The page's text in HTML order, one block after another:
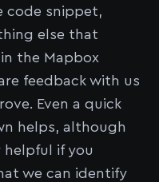
code snippet,
else that
the Mapbox
feedback with us
Even a quick
helps, although
helpful if you
we can identify